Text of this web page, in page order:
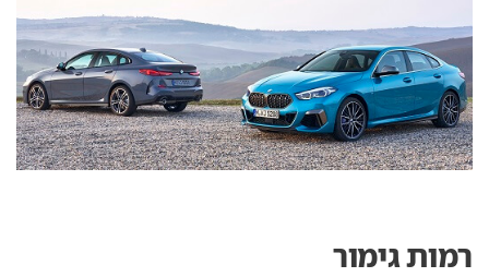
רמות גימור